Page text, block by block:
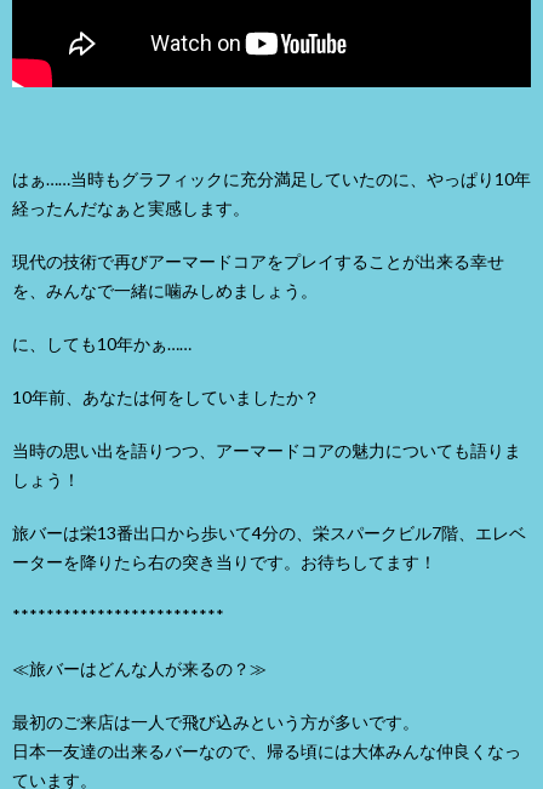
はぁ……当時もグラフィックに充分満足していたのに、やっぱり10年
経ったんだなぁと実感します。
現代の技術で再びアーマードコアをプレイすることが出来る幸せ
を、みんなで一緒に噛みしめましょう。
に、しても10年かぁ……
10年前、あなたは何をしていましたか？
当時の思い出を語りつつ、アーマードコアの魅力についても語りま
しょう！
旅バーは栄13番出口から歩いて4分の、栄スパークビル7階、エレベ
ーターを降りたら右の突き当りです。お待ちしてます！
*************************
≪旅バーはどんな人が来るの？≫
最初のご来店は一人で飛び込みという方が多いです。
日本一友達の出来るバーなので、帰る頃には大体みんな仲良くなっ
ています。